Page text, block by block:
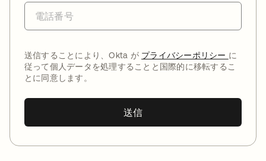
送信することにより、Okta が プライバシーポリシー に
従って個人データを処理することと国際的に移転するこ
とに同意します。
送信